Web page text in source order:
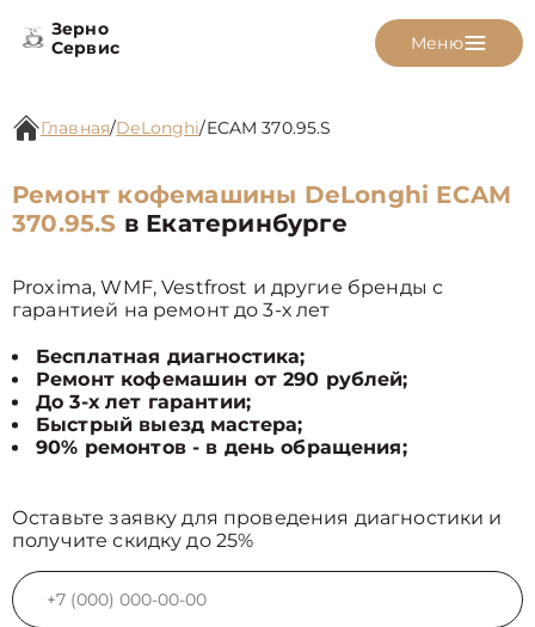
Зерно
Сервис
Меню
Главная/DeLonghi/ECAM 370.95.S
Ремонт кофемашины DeLonghi ECAM
370.95.S в Екатеринбурге
Proxima, WMF, Vestfrost и другие бренды с
гарантией на ремонт до 3-х лет
Бесплатная диагностика;
Ремонт кофемашин от 290 рублей;
До 3-х лет гарантии;
Быстрый выезд мастера;
90% ремонтов - в день обращения;
Оставьте заявку для проведения диагностики и
получите скидку до 25%